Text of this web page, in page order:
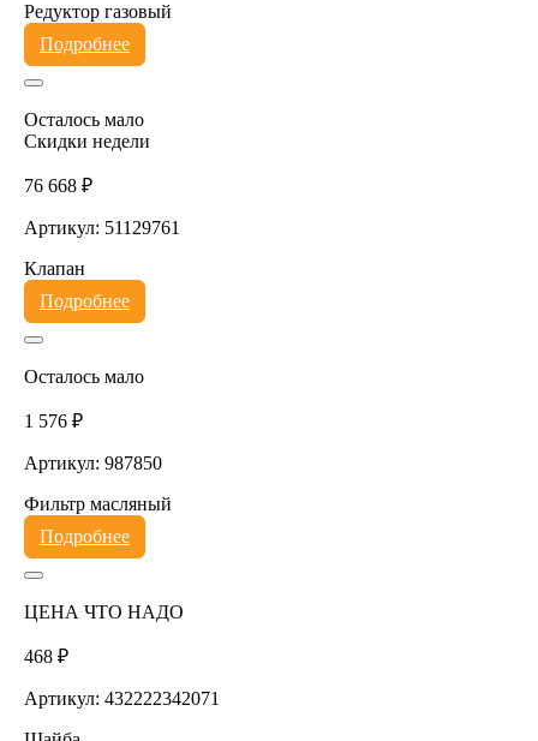
Редуктор газовый
Подробнее
Осталось мало
Скидки недели
76 668 ₽
Артикул: 51129761
Клапан
Подробнее
Осталось мало
1 576 ₽
Артикул: 987850
Фильтр масляный
Подробнее
ЦЕНА ЧТО НАДО
468 ₽
Артикул: 432222342071